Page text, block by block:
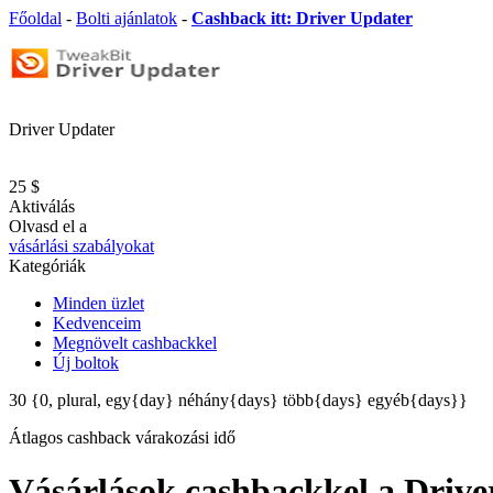
Főoldal - Bolti ajánlatok - Cashback itt: Driver Updater
Driver Updater
25 $
Aktiválás
Olvasd el a
vásárlási szabályokat
Kategóriák
Minden üzlet
Kedvenceim
Megnövelt cashbackkel
Új boltok
30 {0, plural, egy{day} néhány{days} több{days} egyéb{days}}
Átlagos cashback várakozási idő